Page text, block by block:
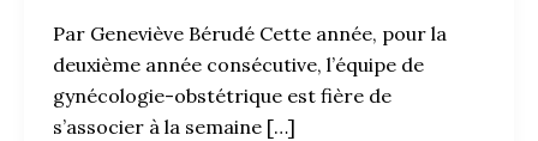
Par Geneviève Bérudé Cette année, pour la
deuxième année consécutive, l’équipe de
gynécologie-obstétrique est fière de
s’associer à la semaine […]